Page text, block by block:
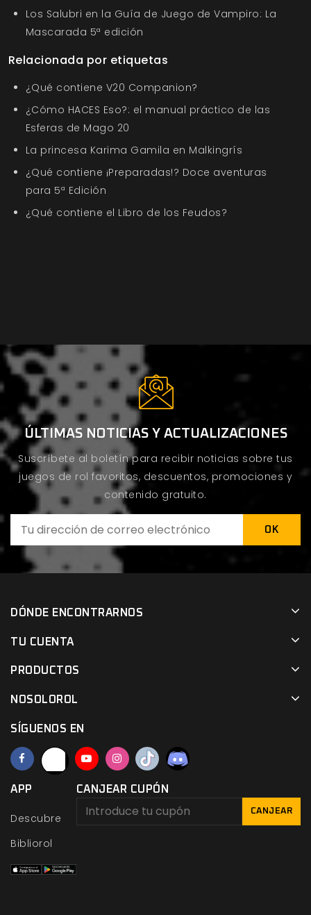
Los Salubri en la Guía de Juego de Vampiro: La
Mascarada 5ª edición
Relacionada por etiquetas
¿Qué contiene V20 Companion?
¿Cómo HACES Eso?: el manual práctico de las
Esferas de Mago 20
La princesa Karima Gamila en Malkingrís
¿Qué contiene ¡Preparadas!? Doce aventuras
para 5ª Edición
¿Qué contiene el Libro de los Feudos?
ÚLTIMAS NOTICIAS Y ACTUALIZACIONES
Suscríbete al boletín para recibir noticias sobre tus
juegos de rol favoritos, descuentos, promociones y
contenido gratuito.
DÓNDE ENCONTRARNOS
TU CUENTA
PRODUCTOS
NOSOLOROL
SÍGUENOS EN
APP
Descubre
Bibliorol
CANJEAR CUPÓN
CANJEAR